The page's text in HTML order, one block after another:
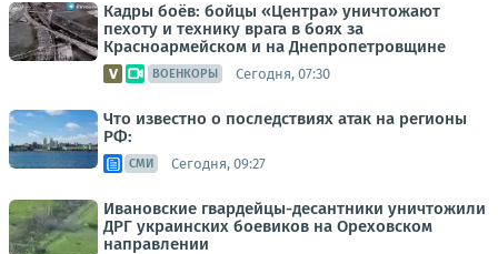
Кадры боёв: бойцы «Центра» уничтожают
пехоту и технику врага в боях за
Красноармейском и на Днепропетровщине
ВОЕНКОРЫ Сегодня, 07:30
Что известно о последствиях атак на регионы
РФ:
СМИ Сегодня, 09:27
Ивановские гвардейцы-десантники уничтожили
ДРГ украинских боевиков на Ореховском
направлении